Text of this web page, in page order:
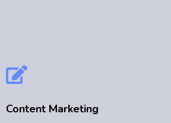
Content Marketing